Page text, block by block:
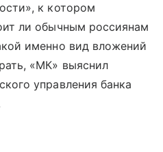
к котором
ли обычным россиянам
именно вид вложений
«МК» выяснил
управления банка